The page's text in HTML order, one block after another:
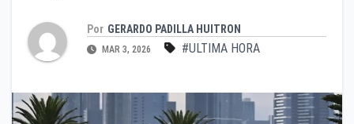
Por GERARDO PADILLA HUITRON
MAR 3, 2026 #ULTIMA HORA